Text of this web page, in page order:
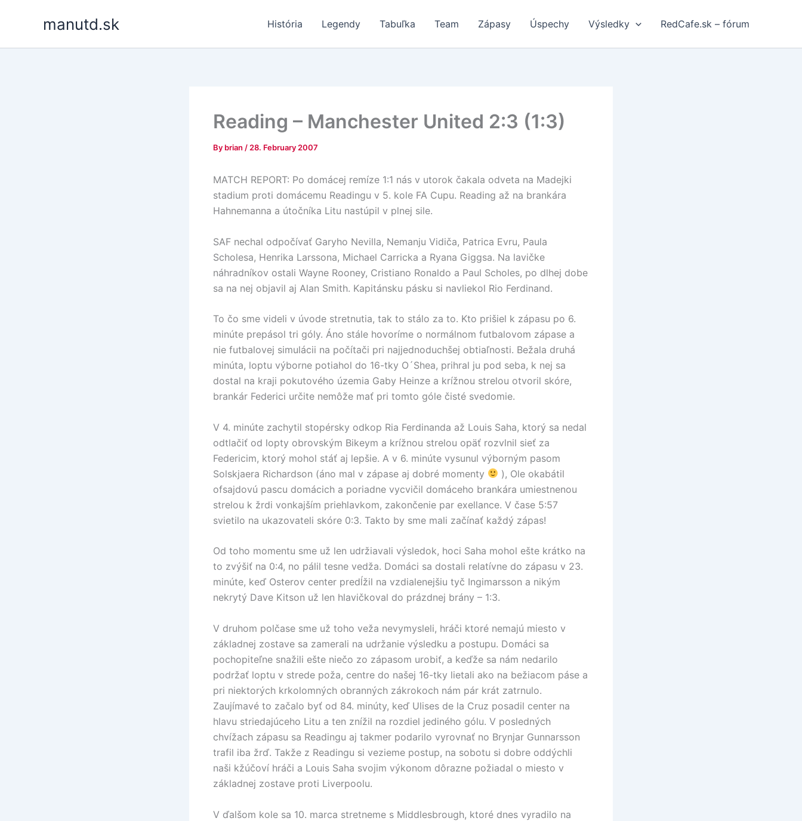
manutd.sk História Legendy Tabuľka Team Zápasy Úspechy Výsledky RedCafe.sk – fórum
Reading – Manchester United 2:3 (1:3)
By brian / 28. February 2007
MATCH REPORT: Po domácej remíze 1:1 nás v utorok čakala odveta na Madejki
stadium proti domácemu Readingu v 5. kole FA Cupu. Reading až na brankára
Hahnemanna a útočníka Litu nastúpil v plnej sile.
SAF nechal odpočívať Garyho Nevilla, Nemanju Vidiča, Patrica Evru, Paula
Scholesa, Henrika Larssona, Michael Carricka a Ryana Giggsa. Na lavičke
náhradníkov ostali Wayne Rooney, Cristiano Ronaldo a Paul Scholes, po dlhej dobe
sa na nej objavil aj Alan Smith. Kapitánsku pásku si navliekol Rio Ferdinand.
To čo sme videli v úvode stretnutia, tak to stálo za to. Kto prišiel k zápasu po 6.
minúte prepásol tri góly. Áno stále hovoríme o normálnom futbalovom zápase a
nie futbalovej simulácii na počítači pri najjednoduchšej obtiaľnosti. Bežala druhá
minúta, loptu výborne potiahol do 16-tky O´Shea, prihral ju pod seba, k nej sa
dostal na kraji pokutového územia Gaby Heinze a krížnou strelou otvoril skóre,
brankár Federici určite nemôže mať pri tomto góle čisté svedomie.
V 4. minúte zachytil stopérsky odkop Ria Ferdinanda až Louis Saha, ktorý sa nedal
odtlačiť od lopty obrovským Bikeym a krížnou strelou opäť rozvlnil sieť za
Federicim, ktorý mohol stáť aj lepšie. A v 6. minúte vysunul výborným pasom
Solskjaera Richardson (áno mal v zápase aj dobré momenty
), Ole okabátil
ofsajdovú pascu domácich a poriadne vycvičil domáceho brankára umiestnenou
strelou k žrdi vonkajším priehlavkom, zakončenie par exellance. V čase 5:57
svietilo na ukazovateli skóre 0:3. Takto by sme mali začínať každý zápas!
Od toho momentu sme už len udržiavali výsledok, hoci Saha mohol ešte krátko na
to zvýšiť na 0:4, no pálil tesne vedža. Domáci sa dostali relatívne do zápasu v 23.
minúte, keď Osterov center predĺžil na vzdialenejšiu tyč Ingimarsson a nikým
nekrytý Dave Kitson už len hlavičkoval do prázdnej brány – 1:3.
V druhom polčase sme už toho veža nevymysleli, hráči ktoré nemajú miesto v
základnej zostave sa zamerali na udržanie výsledku a postupu. Domáci sa
pochopiteľne snažili ešte niečo zo zápasom urobiť, a keďže sa nám nedarilo
podržať loptu v strede poža, centre do našej 16-tky lietali ako na bežiacom páse a
pri niektorých krkolomných obranných zákrokoch nám pár krát zatrnulo.
Zaujímavé to začalo byť od 84. minúty, keď Ulises de la Cruz posadil center na
hlavu striedajúceho Litu a ten znížil na rozdiel jediného gólu. V posledných
chvížach zápasu sa Readingu aj takmer podarilo vyrovnať no Brynjar Gunnarsson
trafil iba žrď. Takže z Readingu si vezieme postup, na sobotu si dobre oddýchli
naši kžúčoví hráči a Louis Saha svojim výkonom dôrazne požiadal o miesto v
základnej zostave proti Liverpoolu.
V ďalšom kole sa 10. marca stretneme s Middlesbrough, ktoré dnes vyradilo na